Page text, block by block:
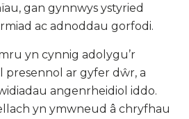
gan gynnwys ystyried
ac adnoddau gorfodi.
yn cynnig adolygu’r
ar gyfer dŵr, a
angenrheidiol iddo.
yn ymwneud â chryfhau